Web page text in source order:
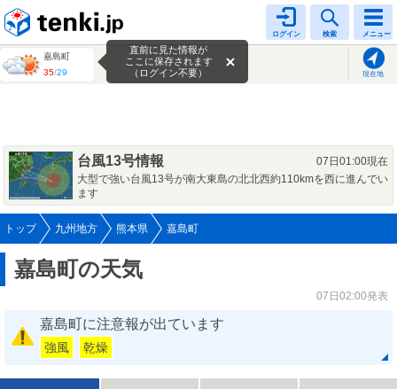
ログイン 検索 メニュー
嘉島町
35/29 現在地
直前に見た情報が
ここに保存されます
（ログイン不要）
台風13号情報
07日01:00現在
大型で強い台風13号が南大東島の北北西約110kmを西に進んでい
ます
トップ 九州地方 熊本県 嘉島町
嘉島町の天気
07日02:00発表
嘉島町に注意報が出ています
強風 乾燥